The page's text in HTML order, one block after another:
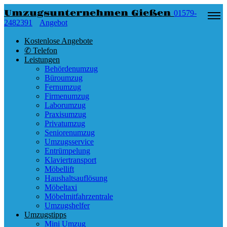
Umzugsunternehmen Gießen 01579-
2482391
Angebot
Kostenlose Angebote
✆ Telefon
Leistungen
Behördenumzug
Büroumzug
Fernumzug
Firmenumzug
Laborumzug
Praxisumzug
Privatumzug
Seniorenumzug
Umzugsservice
Entrümpelung
Klaviertransport
Möbellift
Haushaltsauflösung
Möbeltaxi
Möbelmitfahrzentrale
Umzugshelfer
Umzugstipps
Mini Umzug